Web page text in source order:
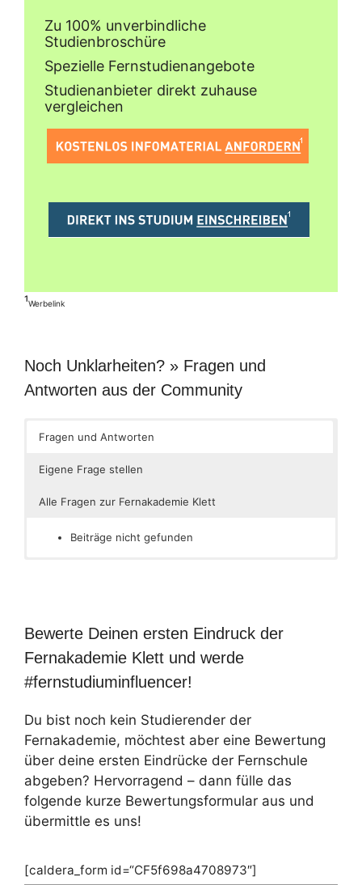
Zu 100% unverbindliche
Studienbroschüre
Spezielle Fernstudienangebote
Studienanbieter direkt zuhause
vergleichen
¹Werbelink
Noch Unklarheiten? » Fragen und
Antworten aus der Community
Fragen und Antworten
Eigene Frage stellen
Alle Fragen zur Fernakademie Klett
Beiträge nicht gefunden
Bewerte Deinen ersten Eindruck der
Fernakademie Klett und werde
#fernstudiuminfluencer!
Du bist noch kein Studierender der
Fernakademie, möchtest aber eine Bewertung
über deine ersten Eindrücke der Fernschule
abgeben? Hervorragend – dann fülle das
folgende kurze Bewertungsformular aus und
übermittle es uns!
[caldera_form id=“CF5f698a4708973″]